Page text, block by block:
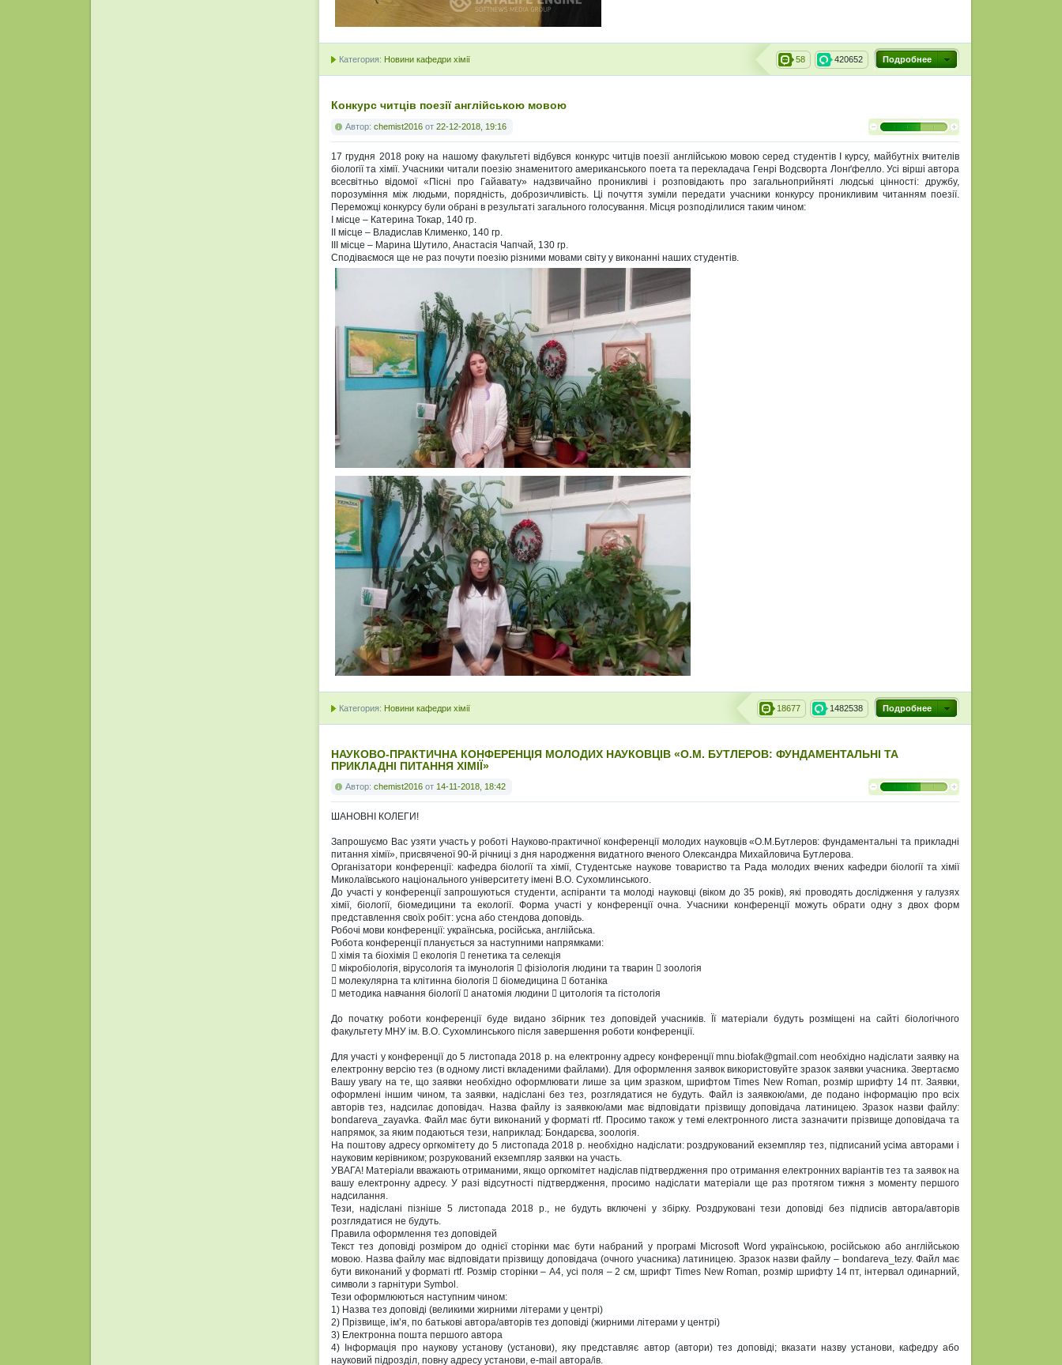
Подробнее
420652
58
Категория: Новини кафедри хімії
Конкурс читців поезії англійською мовою
Автор: chemist2016 от 22-12-2018, 19:16
17 грудня 2018 року на нашому факультеті відбувся конкурс читців поезії англійською мовою серед студентів І курсу, майбутніх вчителів
біології та хімії. Учасники читали поезію знаменитого американського поета та перекладача Генрі Водсворта Лонґфелло. Усі вірші автора
всесвітньо відомої «Пісні про Гайавату» надзвичайно проникливі і розповідають про загальноприйняті людські цінності: дружбу,
порозуміння між людьми, порядність, доброзичливість. Ці почуття зуміли передати учасники конкурсу проникливим читанням поезії.
Переможці конкурсу були обрані в результаті загального голосування. Місця розподілилися таким чином:
І місце – Катерина Токар, 140 гр.
ІІ місце – Владислав Клименко, 140 гр.
ІІІ місце – Марина Шутило, Анастасія Чапчай, 130 гр.
Сподіваємося ще не раз почути поезію різними мовами світу у виконанні наших студентів.
Подробнее
1482538
18677
Категория: Новини кафедри хімії
НАУКОВО-ПРАКТИЧНА КОНФЕРЕНЦІЯ МОЛОДИХ НАУКОВЦІВ «О.М. БУТЛЕРОВ: ФУНДАМЕНТАЛЬНІ ТА
ПРИКЛАДНІ ПИТАННЯ ХІМІЇ»
Автор: chemist2016 от 14-11-2018, 18:42
ШАНОВНІ КОЛЕГИ!
Запрошуємо Вас узяти участь у роботі Науково-практичної конференції молодих науковців «О.М.Бутлеров: фундаментальні та прикладні
питання хімії», присвяченої 90-й річниці з дня народження видатного вченого Олександра Михайловича Бутлерова.
Організатори конференції: кафедра біології та хімії, Студентське наукове товариство та Рада молодих вчених кафедри біології та хімії
Миколаївського національного університету імені В.О. Сухомлинського.
До участі у конференції запрошуються студенти, аспіранти та молоді науковці (віком до 35 років), які проводять дослідження у галузях
хімії, біології, біомедицини та екології. Форма участі у конференції очна. Учасники конференції можуть обрати одну з двох форм
представлення своїх робіт: усна або стендова доповідь.
Робочі мови конференції: українська, російська, англійська.
Робота конференції планується за наступними напрямками:
 хімія та біохімія  екологія  генетика та селекція
 мікробіологія, вірусологія та імунологія  фізіологія людини та тварин  зоологія
 молекулярна та клітинна біологія  біомедицина  ботаніка
 методика навчання біології  анатомія людини  цитологія та гістологія
До початку роботи конференції буде видано збірник тез доповідей учасників. Її матеріали будуть розміщені на сайті біологічного
факультету МНУ ім. В.О. Сухомлинського після завершення роботи конференції.
Для участі у конференції до 5 листопада 2018 р. на електронну адресу конференції mnu.biofak@gmail.com необхідно надіслати заявку на
електронну версію тез (в одному листі вкладеними файлами). Для оформлення заявок використовуйте зразок заявки учасника. Звертаємо
Вашу увагу на те, що заявки необхідно оформлювати лише за цим зразком, шрифтом Times New Roman, розмір шрифту 14 пт. Заявки,
оформлені іншим чином, та заявки, надіслані без тез, розглядатися не будуть. Файл із заявкою/ами, де подано інформацію про всіх
авторів тез, надсилає доповідач. Назва файлу із заявкою/ами має відповідати прізвищу доповідача латиницею. Зразок назви файлу:
bondareva_zayavka. Файл має бути виконаний у форматі rtf. Просимо також у темі електронного листа зазначити прізвище доповідача та
напрямок, за яким подаються тези, наприклад: Бондарєва, зоологія.
На поштову адресу оргкомітету до 5 листопада 2018 р. необхідно надіслати: роздрукований екземпляр тез, підписаний усіма авторами і
науковим керівником; розрукований екземпляр заявки на участь.
УВАГА! Матеріали вважають отриманими, якщо оргкомітет надіслав підтвердження про отримання електронних варіантів тез та заявок на
вашу електронну адресу. У разі відсутності підтвердження, просимо надіслати матеріали ще раз протягом тижня з моменту першого
надсилання.
Тези, надіслані пізніше 5 листопада 2018 р., не будуть включені у збірку. Роздруковані тези доповіді без підписів автора/авторів
розглядатися не будуть.
Правила оформлення тез доповідей
Текст тез доповіді розміром до однієї сторінки має бути набраний у програмі Microsoft Word українською, російською або англійською
мовою. Назва файлу має відповідати прізвищу доповідача (очного учасника) латиницею. Зразок назви файлу – bondareva_tezy. Файл має
бути виконаний у форматі rtf. Розмір сторінки – А4, усі поля – 2 см, шрифт Times New Roman, розмір шрифту 14 пт, інтервал одинарний,
символи з гарнітури Symbol.
Тези оформлюються наступним чином:
1) Назва тез доповіді (великими жирними літерами у центрі)
2) Прізвище, ім’я, по батькові автора/авторів тез доповіді (жирними літерами у центрі)
3) Електронна пошта першого автора
4) Інформація про наукову установу (установи), яку представляє автор (автори) тез доповіді; вказати назву установи, кафедру або
науковий підрозділ, повну адресу установи, e-mail автора/ів.